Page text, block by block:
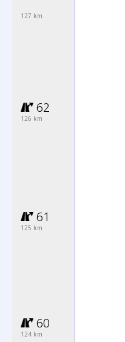
127 km
62
126 km
61
125 km
60
124 km